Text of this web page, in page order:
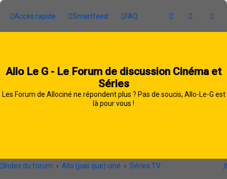
Accès rapide Smartfeed FAQ
Allo Le G - Le Forum de discussion Cinéma et
Séries
Les Forum de Allociné ne répondent plus ? Pas de soucis, Allo-Le-G est
là pour vous !
Index du forum Allo (pas que) ciné Séries TV